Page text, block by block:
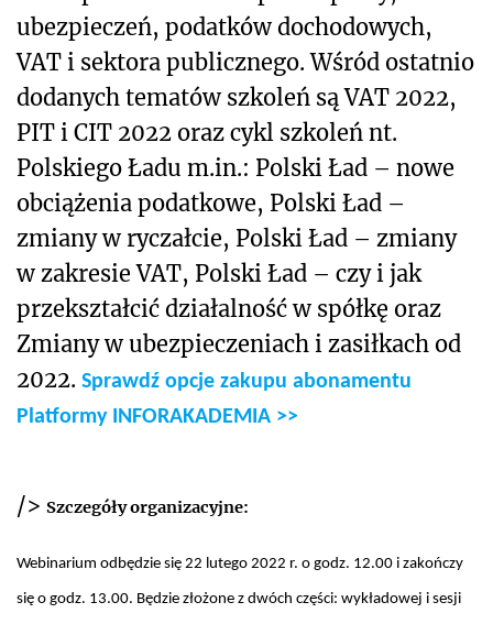
ubezpieczeń, podatków dochodowych,
VAT i sektora publicznego. Wśród ostatnio
dodanych tematów szkoleń są VAT 2022,
PIT i CIT 2022 oraz cykl szkoleń nt.
Polskiego Ładu m.in.: Polski Ład – nowe
obciążenia podatkowe, Polski Ład –
zmiany w ryczałcie, Polski Ład – zmiany
w zakresie VAT, Polski Ład – czy i jak
przekształcić działalność w spółkę oraz
Zmiany w ubezpieczeniach i zasiłkach od
2022. Sprawdź opcje zakupu abonamentu
Platformy INFORAKADEMIA >>
/> Szczegóły organizacyjne:
Webinarium odbędzie się 22 lutego 2022 r. o godz. 12.00 i zakończy
się o godz. 13.00. Będzie złożone z dwóch części: wykładowej i sesji